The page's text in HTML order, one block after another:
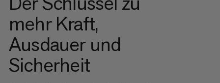
mehr Kraft,
Ausdauer und
Sicherheit